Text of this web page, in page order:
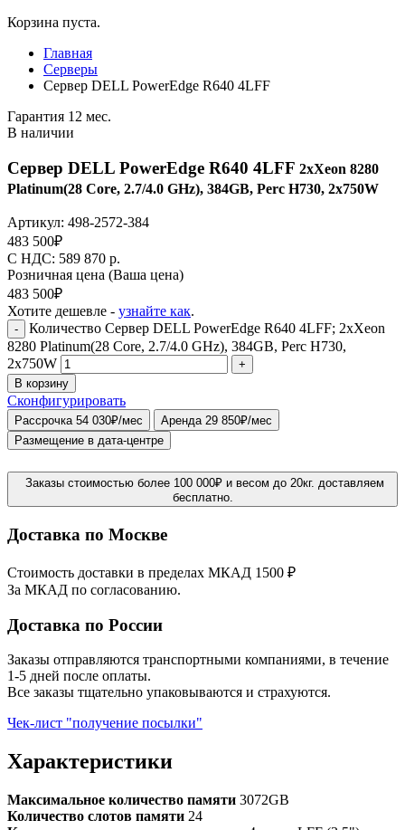
Корзина пуста.
Главная
Серверы
Сервер DELL PowerEdge R640 4LFF
Гарантия 12 мес.
В наличии
Сервер DELL PowerEdge R640 4LFF 2xXeon 8280
Platinum(28 Core, 2.7/4.0 GHz), 384GB, Perc H730, 2x750W
Артикул: 498-2572-384
483 500₽
C НДС: 589 870 р.
Розничная цена (Ваша цена)
483 500₽
Хотите дешевле - узнайте как.
-
Количество Сервер DELL PowerEdge R640 4LFF; 2xXeon
8280 Platinum(28 Core, 2.7/4.0 GHz), 384GB, Perc H730,
2x750W
+
В корзину
Сконфигурировать
Рассрочка 54 030₽/мес
Аренда 29 850₽/мес
Размещение в дата-центре
Заказы стоимостью более 100 000₽ и весом до 20кг. доставляем
бесплатно.
Доставка по Москве
Стоимость доставки в пределах МКАД 1500 ₽
За МКАД по согласованию.
Доставка по России
Заказы отправляются транспортными компаниями, в течение
1-5 дней после оплаты.
Все заказы тщательно упаковываются и страхуются.
Чек-лист "получение посылки"
Характеристики
Максимальное количество памяти 3072GB
Количество слотов памяти 24